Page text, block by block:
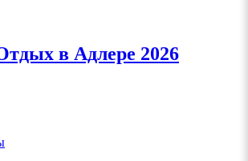
в Адлере 2026